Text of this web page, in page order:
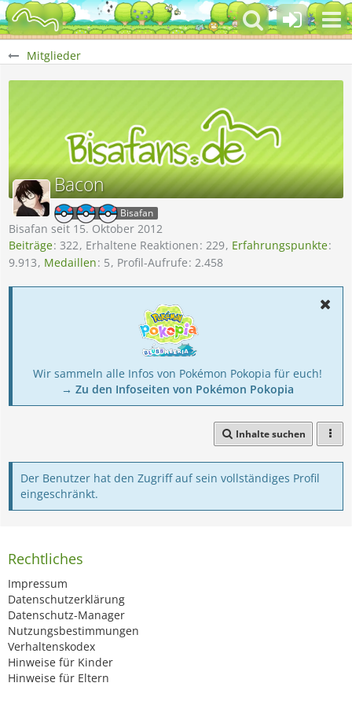
Mitglieder
Bacon
Bisafan
Bisafan seit 15. Oktober 2012
Beiträge 322 Erhaltene Reaktionen 229 Erfahrungspunkte
9.913 Medaillen 5 Profil-Aufrufe 2.458
Wir sammeln alle Infos von Pokémon Pokopia für euch!
→ Zu den Infoseiten von Pokémon Pokopia
Inhalte suchen
Der Benutzer hat den Zugriff auf sein vollständiges Profil
eingeschränkt.
Rechtliches
Impressum
Datenschutzerklärung
Datenschutz-Manager
Nutzungsbestimmungen
Verhaltenskodex
Hinweise für Kinder
Hinweise für Eltern